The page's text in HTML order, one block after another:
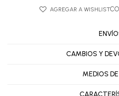
CAMBIOS Y
MEDIOS